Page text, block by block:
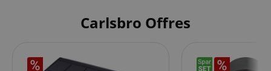
Carlsbro Offres